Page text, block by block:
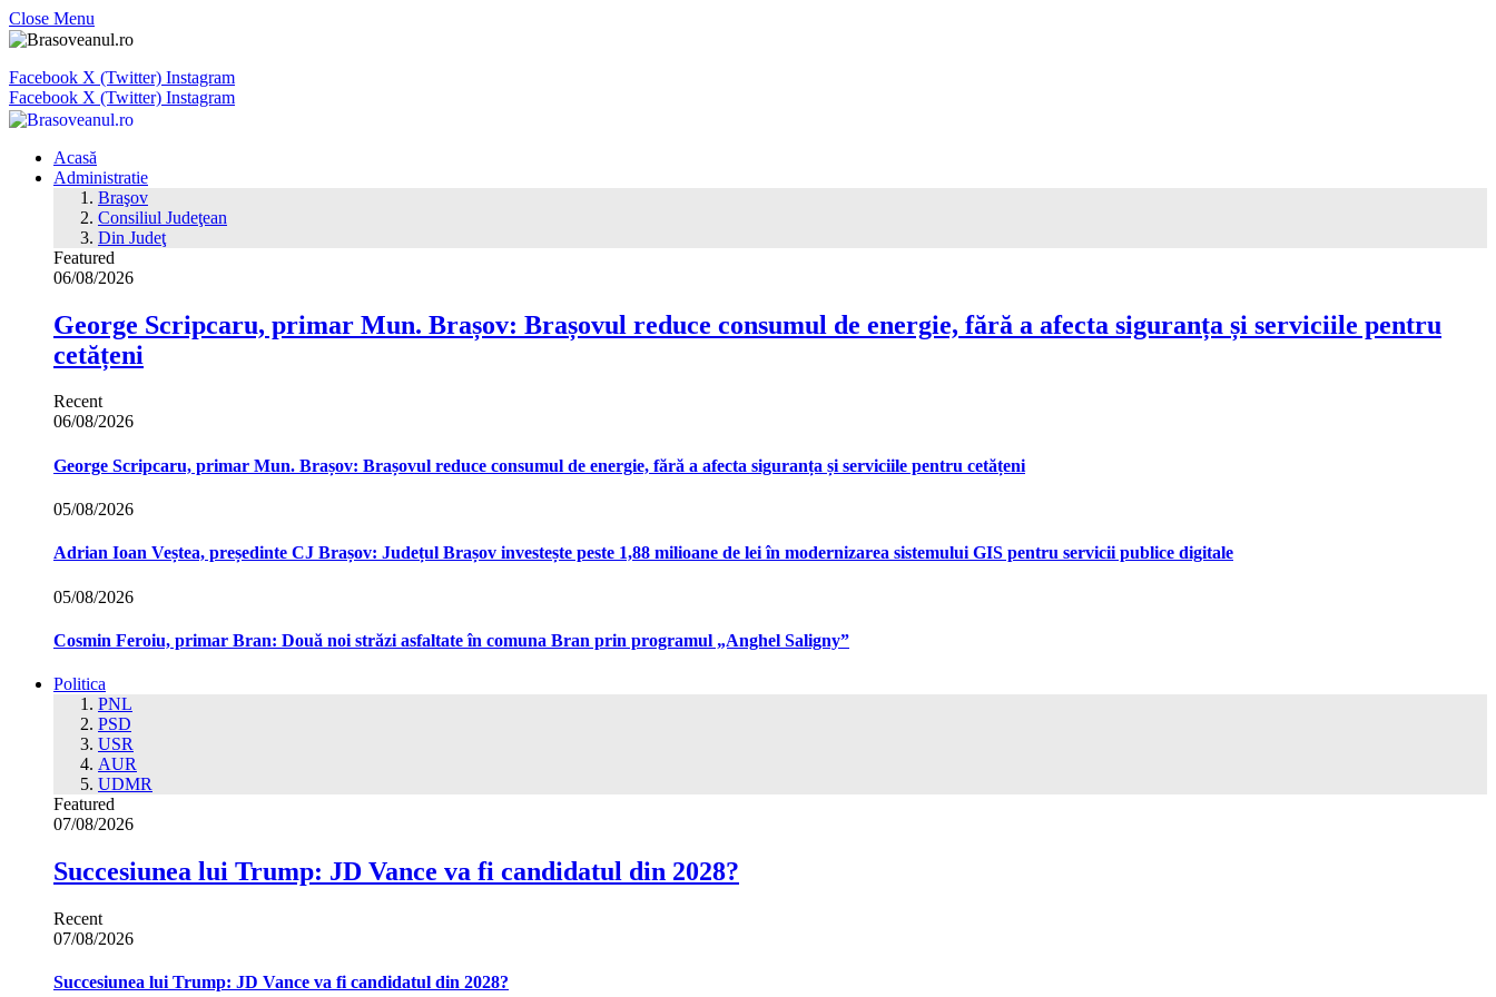
Close Menu
Facebook X (Twitter) Instagram
Facebook X (Twitter) Instagram
Acasă
Administratie
Braşov
Consiliul Judeţean
Din Judeţ
Featured
06/08/2026
George Scripcaru, primar Mun. Brașov: Brașovul reduce consumul de energie, fără a afecta siguranța și serviciile pentru
cetățeni
Recent
06/08/2026
George Scripcaru, primar Mun. Brașov: Brașovul reduce consumul de energie, fără a afecta siguranța și serviciile pentru cetățeni
05/08/2026
Adrian Ioan Veștea, președinte CJ Brașov: Județul Brașov investește peste 1,88 milioane de lei în modernizarea sistemului GIS pentru servicii publice digitale
05/08/2026
Cosmin Feroiu, primar Bran: Două noi străzi asfaltate în comuna Bran prin programul „Anghel Saligny”
Politica
PNL
PSD
USR
AUR
UDMR
Featured
07/08/2026
Succesiunea lui Trump: JD Vance va fi candidatul din 2028?
Recent
07/08/2026
Succesiunea lui Trump: JD Vance va fi candidatul din 2028?